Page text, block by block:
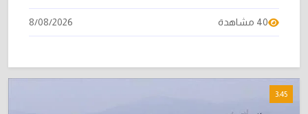
40 مشاهدة 8/08/2026
3:45